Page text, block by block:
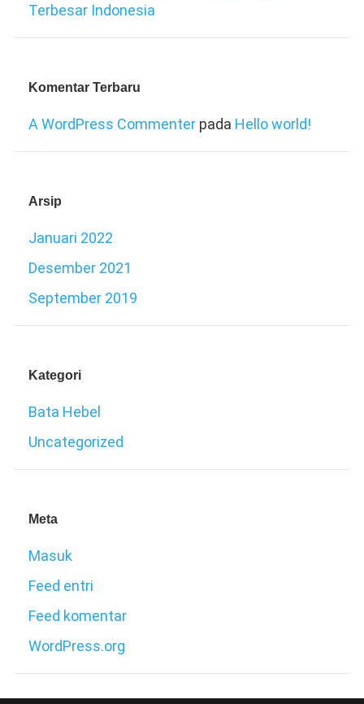
Terbesar Indonesia
Komentar Terbaru
A WordPress Commenter pada Hello world!
Arsip
Januari 2022
Desember 2021
September 2019
Kategori
Bata Hebel
Uncategorized
Meta
Masuk
Feed entri
Feed komentar
WordPress.org